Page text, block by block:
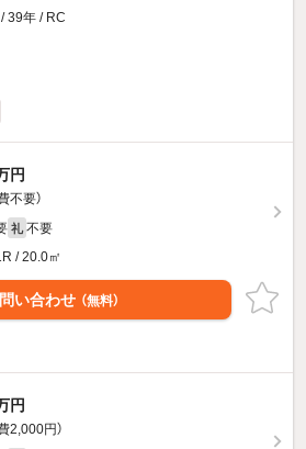
39年 / RC
円
不要）
礼 不要
/ 20.0㎡
い合わせ （無料）
円
2,000円）